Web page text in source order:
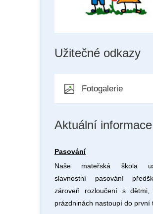
Užitečné odkazy
Fotogalerie
Aktuální informace
Pasování
Naše mateřská škola
slavnostní pasování
zároveň rozloučení s
prázdninách nastoupí do první